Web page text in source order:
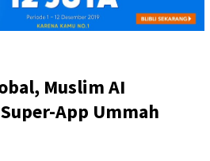
Muslim AI
App Ummah